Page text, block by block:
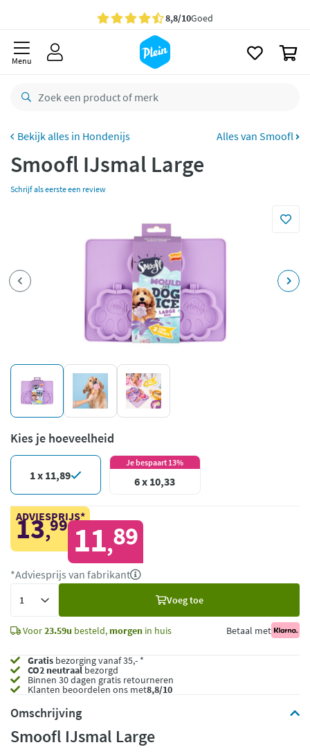
Gratisbezorging vanaf 35,- *
besteld,
retourneren
CO2 neutraal
Betaal met Klarna
Menu
Hondenijs Alles van Smoofl
Smoofl IJsmal Large
Schrijf als eerste een review
Kies je hoeveelheid
1 x 11,89
Je bespaart 13%
6 x 10,33
ADVIESPRIJS*
13,99 11,89
*Adviesprijs van fabrikant
Voeg toe
Voor23.59u besteld, morgen in huis Betaal met
Gratis bezorging vanaf 35,- *
CO2 neutraalbezorgd
Binnen 30 dagen gratis retourneren
Klanten beoordelen ons met8,8/10
Omschrijving
Smoofl IJsmal Large